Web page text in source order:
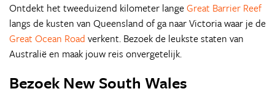
Ontdekt het tweeduizend kilometer langeGreat Barrier Reef
langs de kusten van Queensland of ga naar Victoria waar je de
Great Ocean Road verkent. Bezoek de leukste staten van
Australië en maak jouw reis onvergetelijk.
Bezoek New South Wales